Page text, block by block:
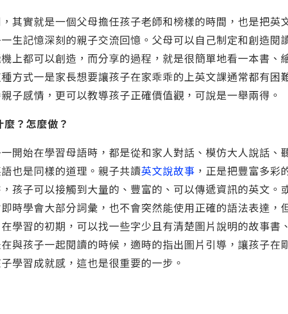
其實就是一個父母擔任孩子老師和榜樣的時間，也是把英
生記憶深刻的親子交流回憶。父母可以自己制定和創造閱
上都可以創造，而分享的過程，就是很簡單地看一本書、
方式一是家長想要讓孩子在家乖乖的上英文課通常都有困
子感情，更可以教導孩子正確價值觀，可說是一舉兩得。
？怎麼做？
開始在學習母語時，都是從和家人對話、模仿大人說話、
也是同樣的道理。親子共讀英文說故事 ，正是把豐富多彩
孩子可以接觸到大量的、豐富的、可以傳遞資訊的英文。
時學會大部分詞彙，也不會突然能使用正確的語法表達，
學習的初期，可以找一些字少且有清楚圖片說明的故事書
與孩子一起閱讀的時候，適時的指出圖片引導，讓孩子在
學習成就感，這也是很重要的一步。